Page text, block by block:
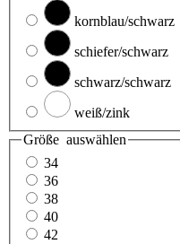
kornblau/schwarz
schiefer/schwarz
schwarz/schwarz
weiß/zink
Größe auswählen
34
36
38
40
42